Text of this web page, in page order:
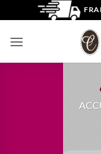
au
contenu